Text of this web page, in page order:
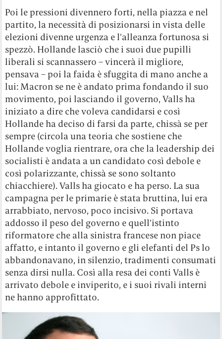
Poi le pressioni divennero forti, nella piazza e nel
partito, la necessità di posizionarsi in vista delle
elezioni divenne urgenza e l’alleanza fortunosa si
spezzò. Hollande lasciò che i suoi due pupilli
liberali si scannassero – vincerà il migliore,
pensava – poi la faida è sfuggita di mano anche a
lui: Macron se ne è andato prima fondando il suo
movimento, poi lasciando il governo, Valls ha
iniziato a dire che voleva candidarsi e così
Hollande ha deciso di farsi da parte, chissà se per
sempre (circola una teoria che sostiene che
Hollande voglia rientrare, ora che la leadership dei
socialisti è andata a un candidato così debole e
così polarizzante, chissà se sono soltanto
chiacchiere). Valls ha giocato e ha perso. La sua
campagna per le primarie è stata bruttina, lui era
arrabbiato, nervoso, poco incisivo. Si portava
addosso il peso del governo e quell’istinto
riformatore che alla sinistra francese non piace
affatto, e intanto il governo e gli elefanti del Ps lo
abbandonavano, in silenzio, tradimenti consumati
senza dirsi nulla. Così alla resa dei conti Valls è
arrivato debole e inviperito, e i suoi rivali interni
ne hanno approfittato.